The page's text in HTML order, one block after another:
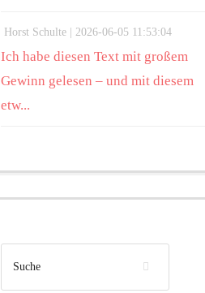
Horst Schulte | 2026-06-05 11:53:04
Ich habe diesen Text mit großem
Gewinn gelesen – und mit diesem
etw...